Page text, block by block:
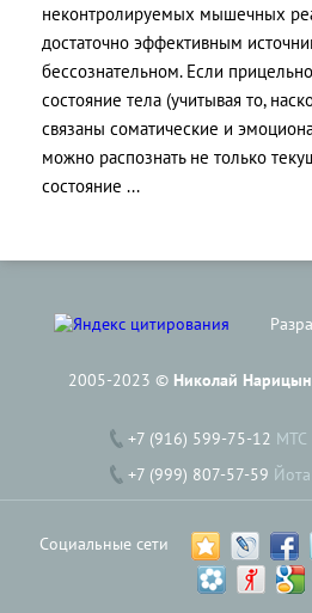
неконтролируемых мышечных
достаточно эффективным
бессознательном. Если
состояние тела (учитывая то,
связаны соматические и
можно распознать не только
состояние ...
2005-2023 © Николай
+7 (916) 599-75-12 МТС
+7 (999) 807-57-59 Йота
Социальные сети